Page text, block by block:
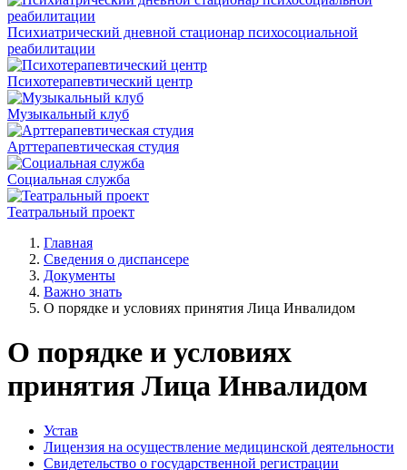
Психиатрический дневной стационар психосоциальной
реабилитации
Психотерапевтический центр
Музыкальный клуб
Арттерапевтическая студия
Социальная служба
Театральный проект
Главная
Сведения о диспансере
Документы
Важно знать
О порядке и условиях принятия Лица Инвалидом
О порядке и условиях
принятия Лица Инвалидом
Устав
Лицензия на осуществление медицинской деятельности
Свидетельство о государственной регистрации